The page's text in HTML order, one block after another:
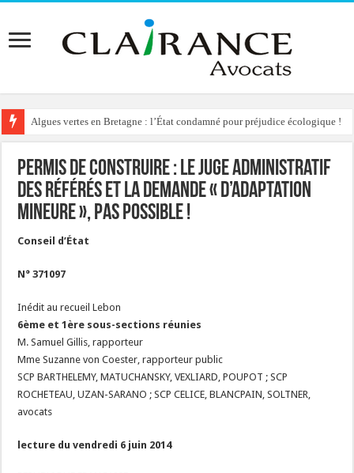
Algues vertes en Bretagne : l’État condamné pour préjudice écologique !
Permis de construire : le juge administratif
des référés et la demande « d’adaptation
mineure », pas possible !
Conseil d’État
N° 371097
Inédit au recueil Lebon
6ème et 1ère sous-sections réunies
M. Samuel Gillis, rapporteur
Mme Suzanne von Coester, rapporteur public
SCP BARTHELEMY, MATUCHANSKY, VEXLIARD, POUPOT ; SCP
ROCHETEAU, UZAN-SARANO ; SCP CELICE, BLANCPAIN, SOLTNER,
avocats
lecture du vendredi 6 juin 2014